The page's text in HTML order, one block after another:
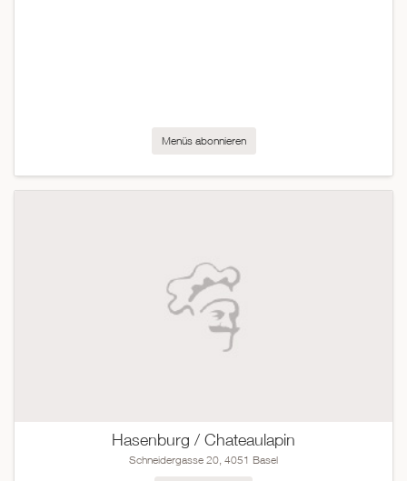
Menüs abonnieren
Hasenburg / Chateaulapin
Schneidergasse 20, 4051 Basel